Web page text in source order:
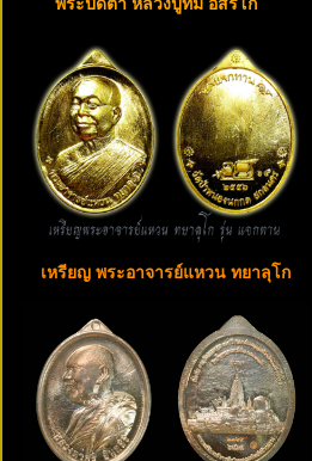
เหรียญ พระอาจารย์แหวน ทยาลุโก